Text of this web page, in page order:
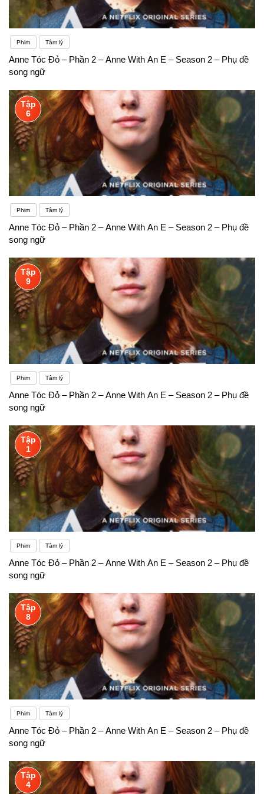
nghe sấm” của người Việt học tiếng Anh.
Phim Tâm lý
Anne Tóc Đỏ – Phần 2 – Anne With An E – Season 2 – Phụ đề
song ngữ
Tập
6
Phim Tâm lý
Anne Tóc Đỏ – Phần 2 – Anne With An E – Season 2 – Phụ đề
song ngữ
Tập
9
Phim Tâm lý
Anne Tóc Đỏ – Phần 2 – Anne With An E – Season 2 – Phụ đề
song ngữ
Tập
1
Phim Tâm lý
Anne Tóc Đỏ – Phần 2 – Anne With An E – Season 2 – Phụ đề
song ngữ
Tập
8
Phim Tâm lý
Anne Tóc Đỏ – Phần 2 – Anne With An E – Season 2 – Phụ đề
song ngữ
Tập
4